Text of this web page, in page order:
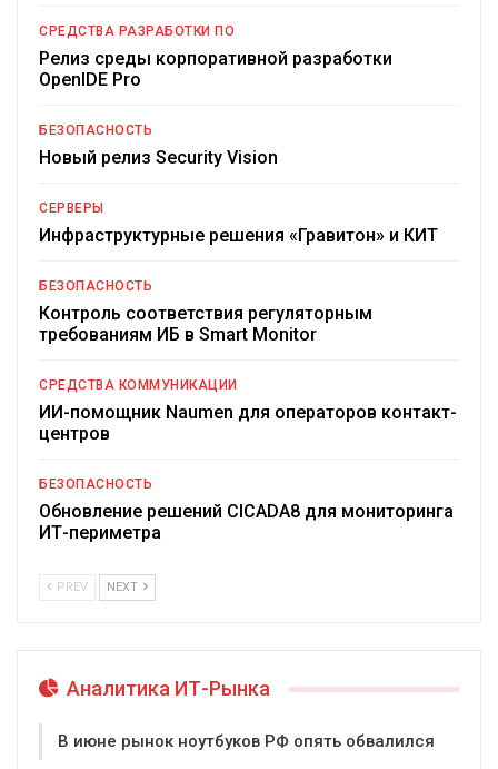
СРЕДСТВА РАЗРАБОТКИ ПО
Релиз среды корпоративной разработки
OpenIDE Pro
БЕЗОПАСНОСТЬ
Новый релиз Security Vision
СЕРВЕРЫ
Инфраструктурные решения «Гравитон» и КИТ
БЕЗОПАСНОСТЬ
Контроль соответствия регуляторным
требованиям ИБ в Smart Monitor
СРЕДСТВА КОММУНИКАЦИИ
ИИ-помощник Naumen для операторов контакт-
центров
БЕЗОПАСНОСТЬ
Обновление решений CICADA8 для мониторинга
ИТ-периметра
PREV NEXT
Аналитика ИТ-Рынка
В июне рынок ноутбуков РФ опять обвалился